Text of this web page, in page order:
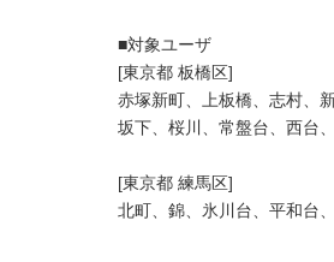
■対象ユーザ
[東京都 板橋区]
赤塚新町、上板橋、志村、
坂下、桜川、常盤台、西台
[東京都 練馬区]
北町、錦、氷川台、平和台